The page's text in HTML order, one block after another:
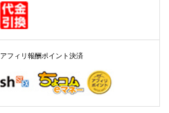
フィリ報酬ポイント決済